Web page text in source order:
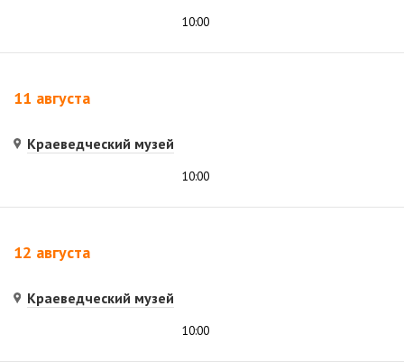
10:00
11 августа
Краеведческий музей
10:00
12 августа
Краеведческий музей
10:00